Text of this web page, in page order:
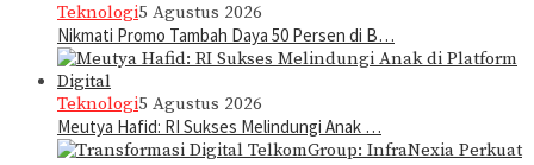
Teknologi5 Agustus 2026
Nikmati Promo Tambah Daya 50 Persen di B…
Teknologi5 Agustus 2026
Meutya Hafid: RI Sukses Melindungi Anak …